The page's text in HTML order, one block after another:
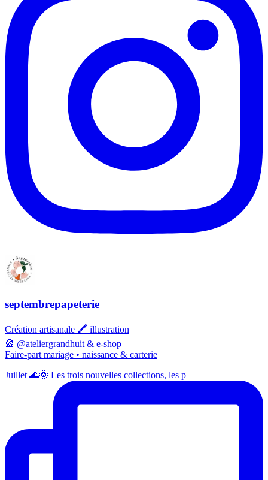
septembrepapeterie
Création artisanale 🖍️ illustration
🎡 @ateliergrandhuit & e-shop
Faire-part mariage • naissance & carterie
Juillet 🌊🌞 Les trois nouvelles collections, les p